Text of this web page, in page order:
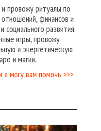
провожу ритуалы по
финансов и
социального развития.
игры, провожу
и энергетическую
и магии.
могу вам помочь >>>